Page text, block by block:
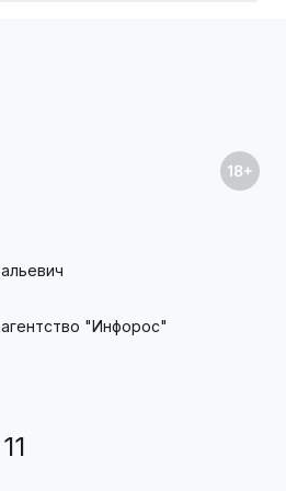
"Инфорос"